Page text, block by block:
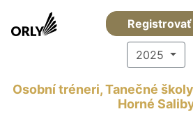
Registrovať
2025
Osobní tréneri, Tanečné
Horné